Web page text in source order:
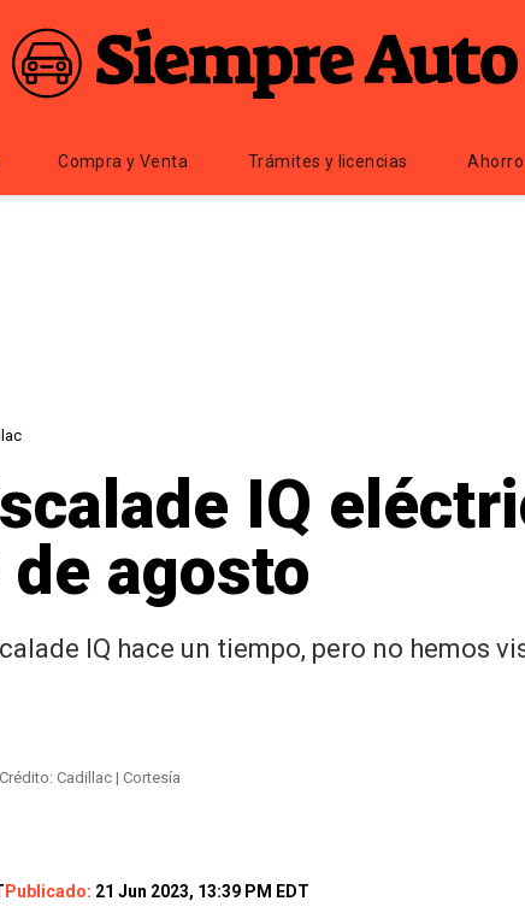
Compra y Venta Trámites y licencias
IQ
agosto
IQ hace un tiempo, pero no hemos
Crédito: Cadillac | Cortesía
Publicado: 21 Jun 2023, 13:39 PM EDT